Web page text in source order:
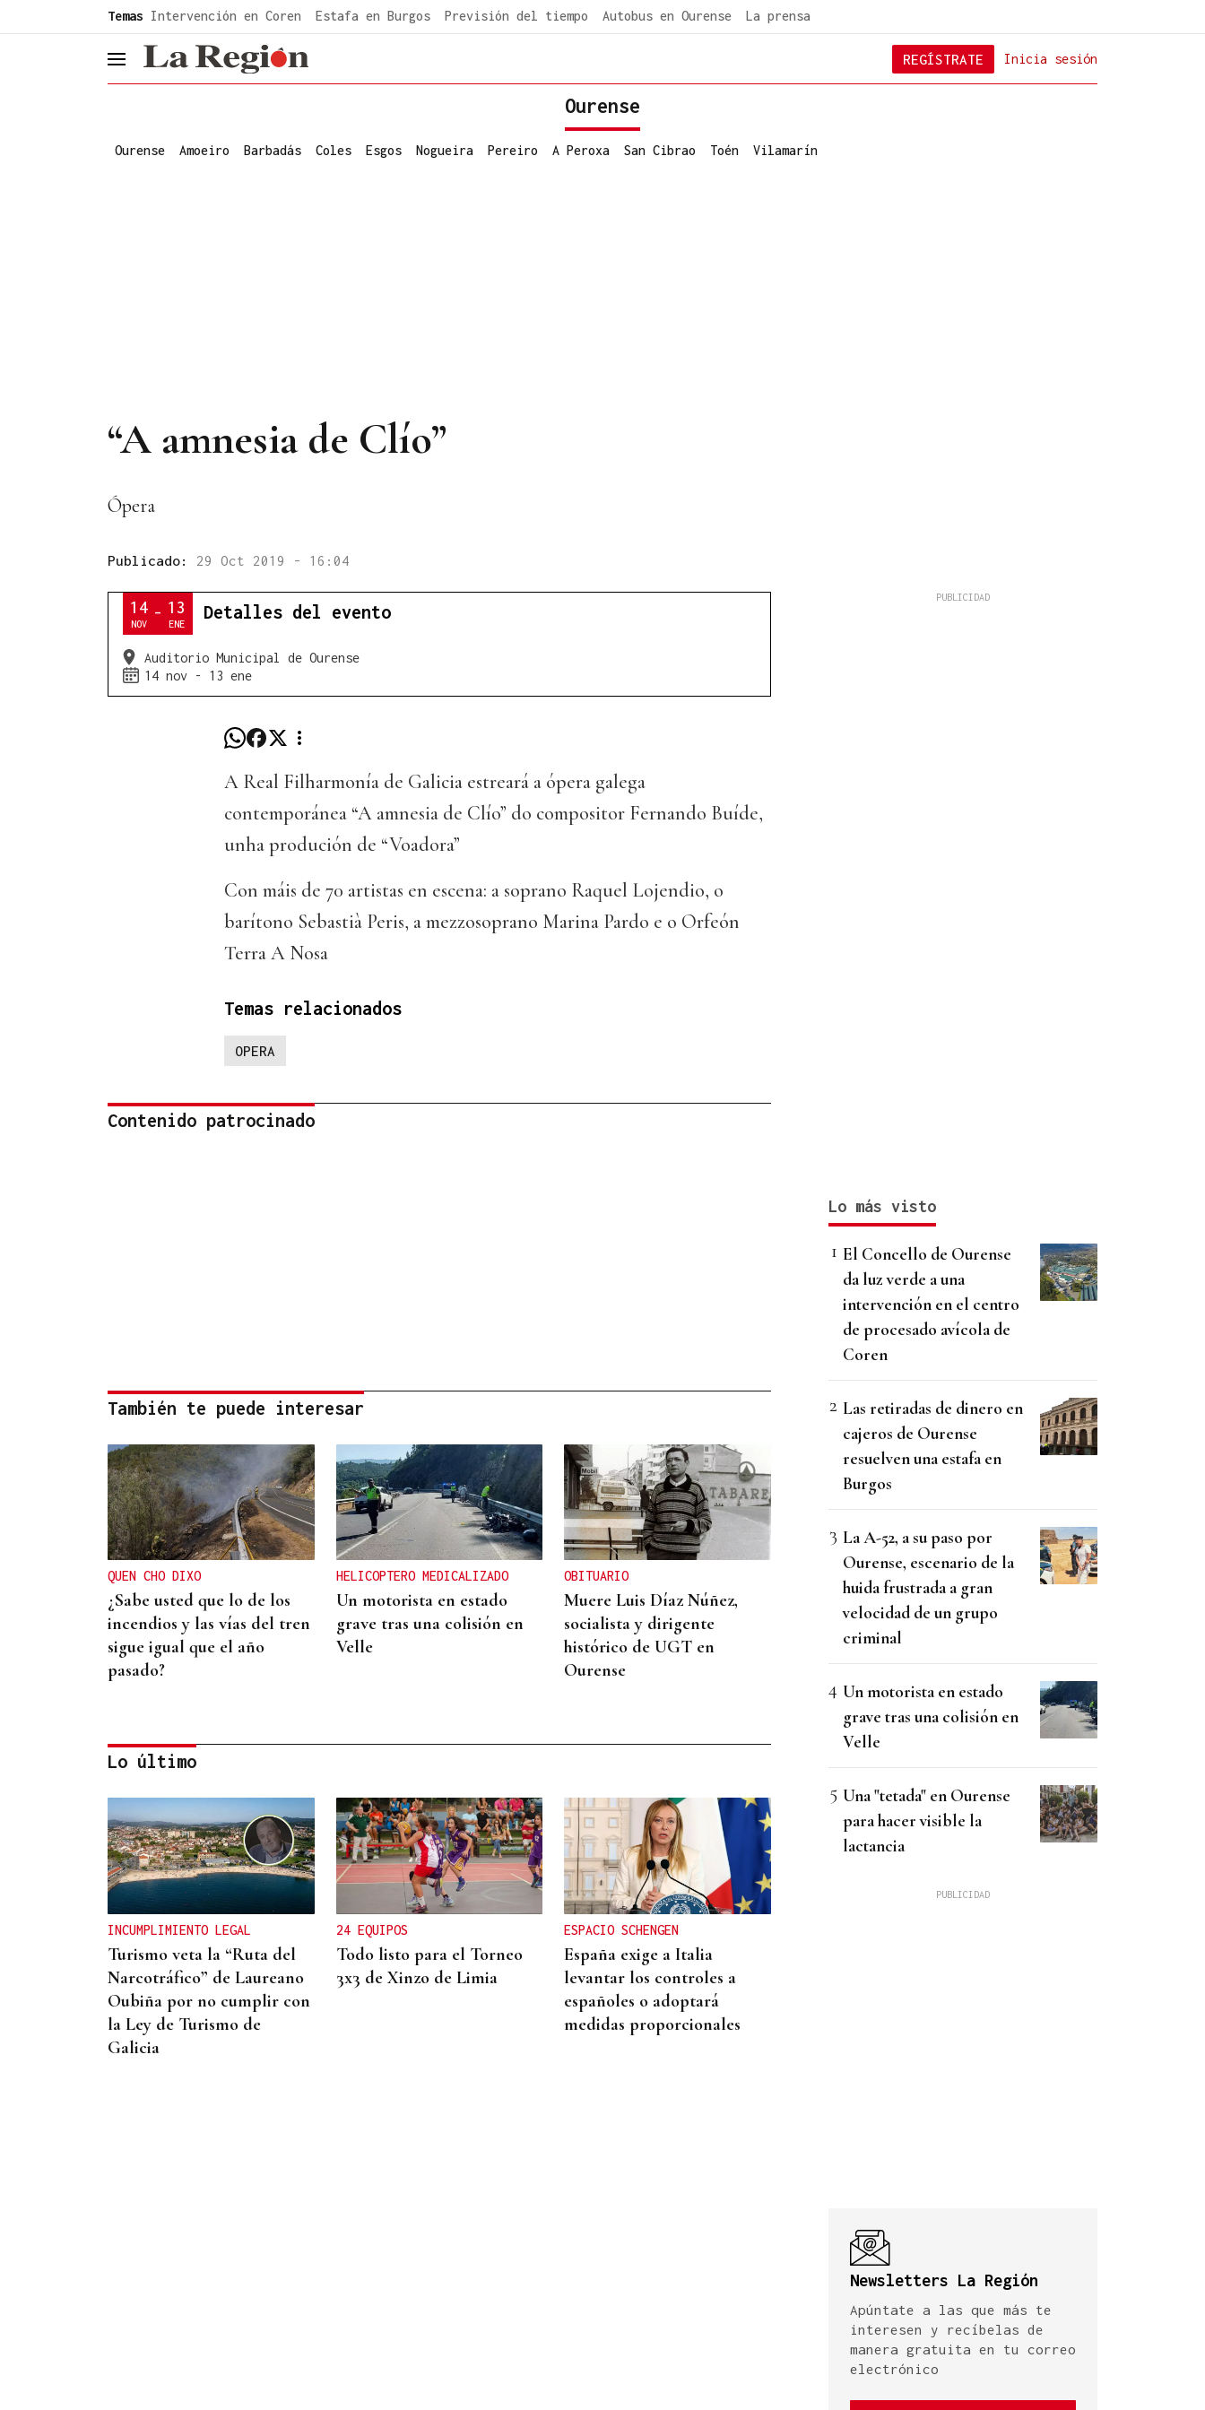
Temas Intervención en Coren Estafa en Burgos Previsión del tiempo Autobus en Ourense La prensa
header.menu.open Inicia sesión
REGÍSTRATE
Ourense
Ourense Amoeiro Barbadás Coles Esgos Nogueira Pereiro A Peroxa San Cibrao Toén Vilamarín
“A amnesia de Clío”
Ópera
Publicado: 29 Oct 2019 - 16:04
14
NOV
- 13
ENE
Detalles del evento
Auditorio Municipal de Ourense
14 nov - 13 ene
A Real Filharmonía de Galicia estreará a ópera galega
contemporánea “A amnesia de Clío” do compositor Fernando Buíde,
unha produción de “Voadora”
Con máis de 70 artistas en escena: a soprano Raquel Lojendio, o
barítono Sebastià Peris, a mezzosoprano Marina Pardo e o Orfeón
Terra A Nosa
Temas relacionados
OPERA
Contenido patrocinado
También te puede interesar
QUEN CHO DIXO
¿Sabe usted que lo de los
incendios y las vías del tren
sigue igual que el año
pasado?
HELICOPTERO MEDICALIZADO
Un motorista en estado
grave tras una colisión en
Velle
OBITUARIO
Muere Luis Díaz Núñez,
socialista y dirigente
histórico de UGT en
Ourense
CANEDO
Un herido en la colisión
entre dos coches en la
entrada a las termas de
Outariz
Lo último
INCUMPLIMIENTO LEGAL
Turismo veta la “Ruta del
Narcotráfico” de Laureano
Oubiña por no cumplir con
la Ley de Turismo de
Galicia
24 EQUIPOS
Todo listo para el Torneo
3x3 de Xinzo de Limia
ESPACIO SCHENGEN
España exige a Italia
levantar los controles a
españoles o adoptará
medidas proporcionales
Lo más visto
El Concello de Ourense
da luz verde a una
intervención en el centro
de procesado avícola de
Coren
Las retiradas de dinero en
cajeros de Ourense
resuelven una estafa en
Burgos
La A-52, a su paso por
Ourense, escenario de la
huida frustrada a gran
velocidad de un grupo
criminal
Un motorista en estado
grave tras una colisión en
Velle
Una "tetada" en Ourense
para hacer visible la
lactancia
Newsletters La Región
Apúntate a las que más te
interesen y recíbelas de
manera gratuita en tu correo
electrónico